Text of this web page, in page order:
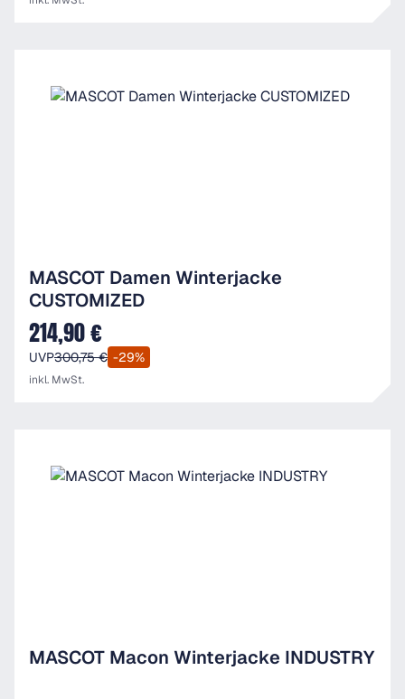
MASCOT Damen Winterjacke
CUSTOMIZED
Verkaufspreis:
214,90 €
UVP300,75 € -29%
inkl. MwSt.
MASCOT Macon Winterjacke INDUSTRY